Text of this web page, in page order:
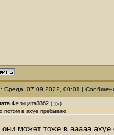
Среда, 07.09.2022, 00:01 |
Фелицата3362 (
)
потом в ахуе пребываю
они может тоже в ааааа